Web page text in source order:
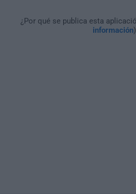
¿Por qué se publica esta
información)